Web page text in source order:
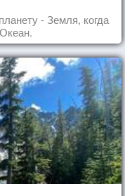
- Земля, когда